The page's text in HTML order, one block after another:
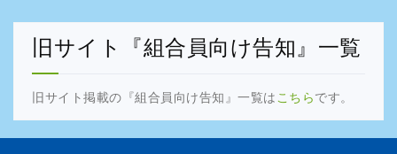
旧サイト『組合員向け告知』一覧
旧サイト掲載の『組合員向け告知』一覧はこちらです。